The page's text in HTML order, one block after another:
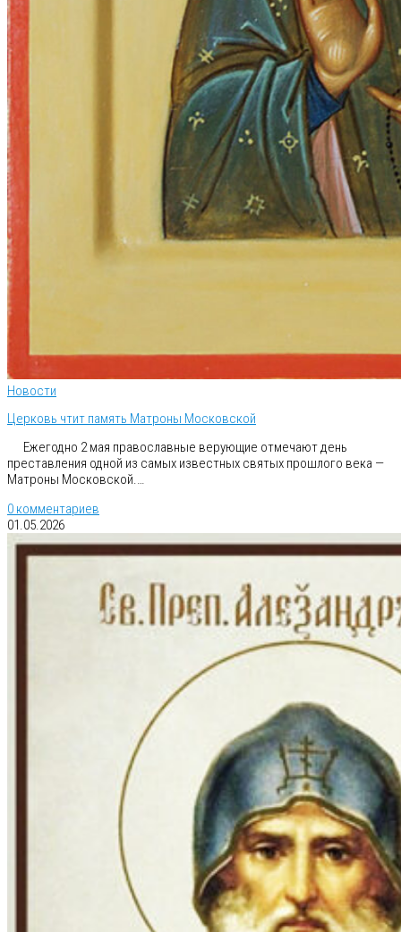
Новости
Церковь чтит память Матроны Московской
Ежегодно 2 мая православные верующие отмечают день
преставления одной из самых известных святых прошлого века —
Матроны Московской.…
0 комментариев
01.05.2026